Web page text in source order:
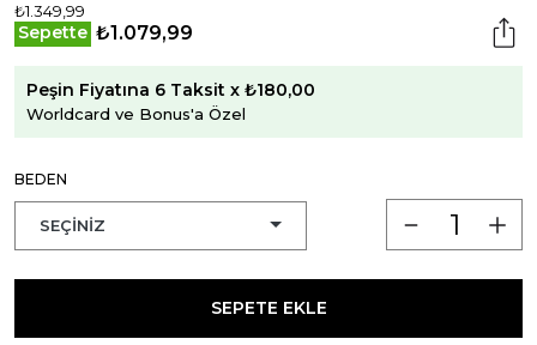
₺1.349,99
Sepette ₺1.079,99
Peşin Fiyatına 6 Taksit x ₺180,00
Worldcard ve Bonus'a Özel
BEDEN
SEPETE EKLE